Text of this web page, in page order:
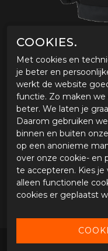
MOTORJAS
Tijdelijk niet verkrijgbaar
Tijdens onze
dag verstuurd.
OMSCHRIJVING
Motorjas Macna, Corvit
COOKIES.
Met cookies en
je beter en
werkt de website
functie. Zo maken
beter. We laten je
Daarom gebruiken
binnen en buiten
op een anonieme
over onze cookie- en
te accepteren. Kies je
alleen functionele
cookies er geplaatst